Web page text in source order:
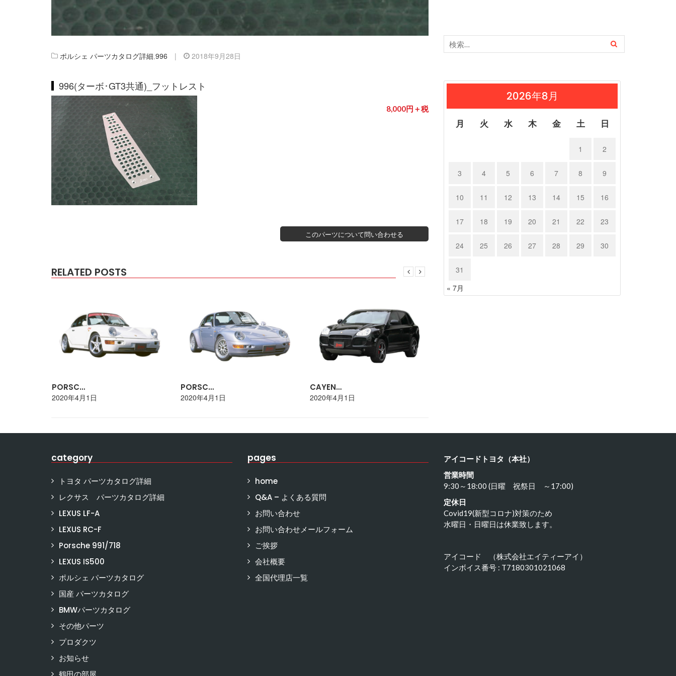
ポルシェ パーツカタログ詳細,996 | 2018年9月28日
996(ターボ･GT3共通)_フットレスト
8,000円＋税
このパーツについて問い合わせる
RELATED POSTS
PORSC…
2020年4月1日
PORSC…
2020年4月1日
CAYEN…
2020年4月1日
2026年8月
月 火 水 木 金 土 日
1 2
3 4 5 6 7 8 9
10 11 12 13 14 15 16
17 18 19 20 21 22 23
24 25 26 27 28 29 30
31
« 7月
category
トヨタ パーツカタログ詳細
レクサス パーツカタログ詳細
LEXUS LF-A
LEXUS RC-F
Porsche 991/718
LEXUS IS500
ポルシェ パーツカタログ
国産 パーツカタログ
BMWパーツカタログ
その他パーツ
プロダクツ
お知らせ
pages
home
Q&A – よくある質問
お問い合わせ
お問い合わせメールフォーム
ご挨拶
会社概要
全国代理店一覧
アイコードトヨタ（本社）
営業時間
9:30～18:00 (日曜 祝祭日 ～17:00)
定休日
Covid19(新型コロナ)対策のため
水曜日・日曜日は休業致します。
アイコード （株式会社エイティーアイ）
インボイス番号 : T7180301021068